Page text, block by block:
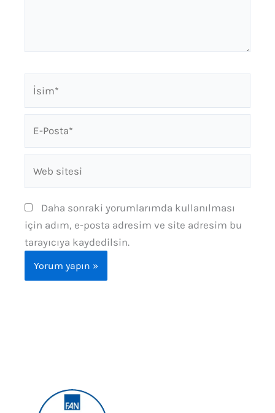
Posta*
sitesi
Daha sonraki yorumlarımda kullanılması
için adım, e-posta adresim ve site adresim bu
tarayıcıya kaydedilsin.